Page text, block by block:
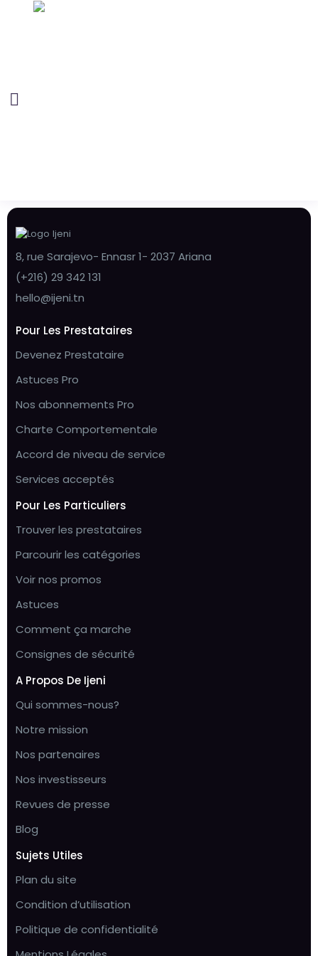
8, rue Sarajevo- Ennasr 1- 2037 Ariana
(+216) 29 342 131
hello@ijeni.tn
Pour Les Prestataires
Devenez Prestataire
Astuces Pro
Nos abonnements Pro
Charte Comportementale
Accord de niveau de service
Services acceptés
Pour Les Particuliers
Trouver les prestataires
Parcourir les catégories
Voir nos promos
Astuces
Comment ça marche
Consignes de sécurité
A Propos De Ijeni
Qui sommes-nous?
Notre mission
Nos partenaires
Nos investisseurs
Revues de presse
Blog
Sujets Utiles
Plan du site
Condition d’utilisation
Politique de confidentialité